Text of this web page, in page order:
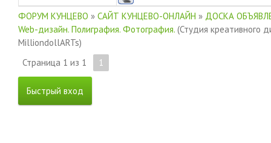
ФОРУМ КУНЦЕВО » САЙТ КУНЦЕВО-ОНЛАЙН » ДОСКА
Web-дизайн. Полиграфия. Фотография. (Студия креативного
MilliondollARTs)
Страница 1 из 1 1